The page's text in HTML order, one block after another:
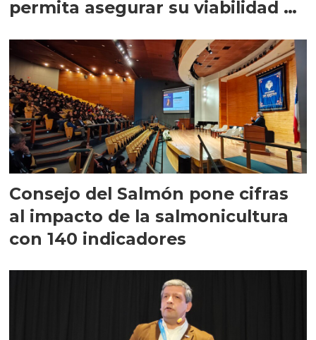
permita asegurar su viabilidad de
Consejo del Salmón pone cifras
al impacto de la salmonicultura
con 140 indicadores